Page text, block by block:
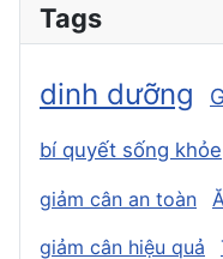
Tags
dinh dưỡng
bí quyết sống khỏe
giảm cân an toàn
giảm cân hiệu quả